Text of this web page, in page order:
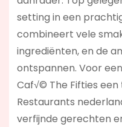
setting in een
combineert vele
ingrediënten, en de
ontspannen. Voor
Caf√© The Fifties een
Restaurants
verfijnde gerechten